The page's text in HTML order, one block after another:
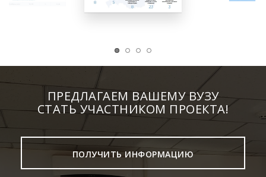
ПРЕДЛАГАЕМ ВАШЕМУ ВУЗУ
СТАТЬ УЧАСТНИКОМ ПРОЕКТА!
ПОЛУЧИТЬ ИНФОРМАЦИЮ